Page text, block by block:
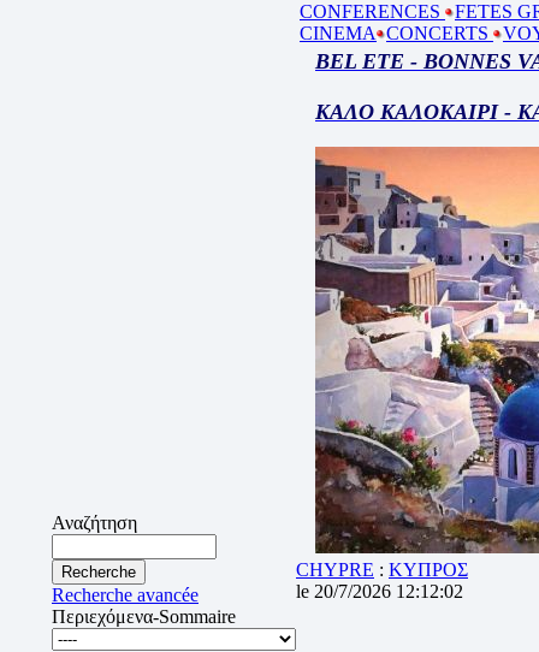
Αναζήτηση
Recherche avancée
Περιεχόμενα-Sommaire
CONFERENCES
FETES
CINEMA CONCERTS
BEL ETE - BONNES
ΚΑΛΟ ΚΑΛΟΚΑΙΡΙ -
CHYPRE : ΚΥΠΡΟΣ
le 20/7/2026 12:12:02